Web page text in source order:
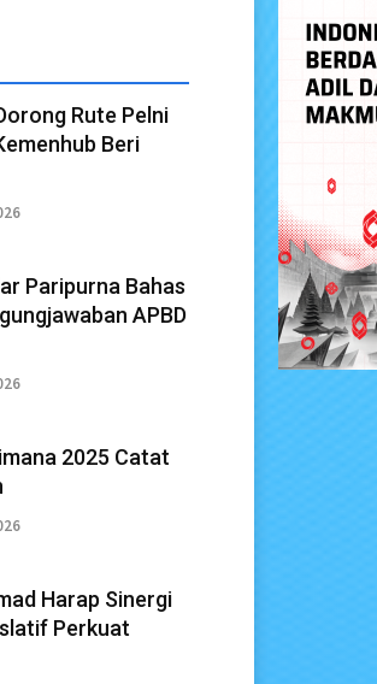
Rute Pelni
Beri
Paripurna Bahas
APBD
2025 Catat
Harap Sinergi
Perkuat